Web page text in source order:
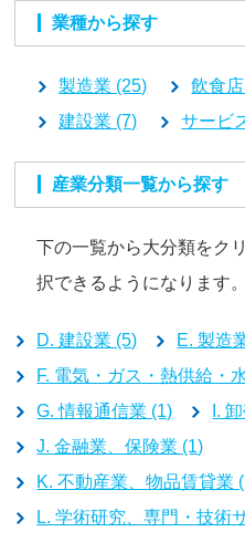
業種から探す
製造業 (25)
飲食
建設業 (7)
サービ
産業分類一覧から探す
下の一覧から大分類をク
択できるようになります。
D. 建設業 (5)
E. 製造
F. 電気・ガス・熱供給・
G. 情報通信業 (1)
I.
J. 金融業、保険業 (1)
K. 不動産業、物品賃貸業
L. 学術研究、専門・技術